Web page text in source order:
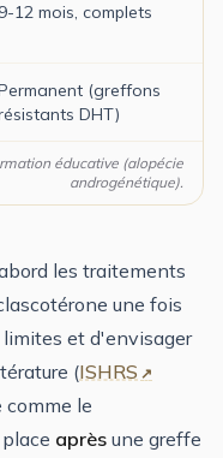
9-12 mois, complets
(greffons
DHT)
éducative (alopécie
androgénétique).
les traitements
une fois
et d'envisager
(ISHRS
le
après une greffe